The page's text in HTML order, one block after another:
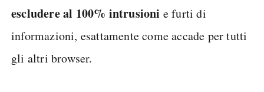
escludere al 100% intrusioni e furti di
informazioni, esattamente come accade per tutti
gli altri browser.